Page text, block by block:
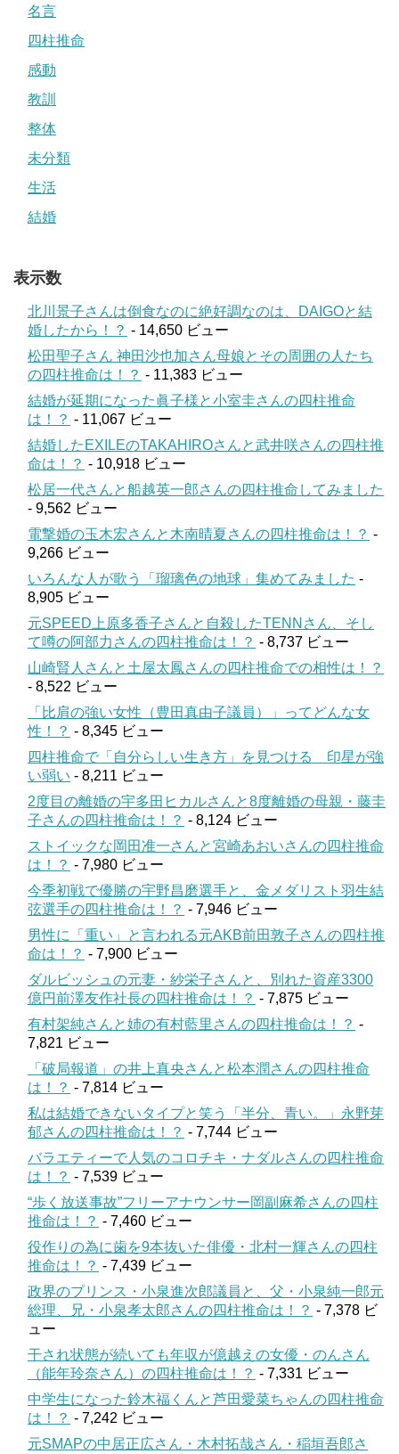
名言
四柱推命
感動
教訓
整体
未分類
生活
結婚
表示数
北川景子さんは倒食なのに絶好調なのは、DAIGOと結
婚したから！？ - 14,650 ビュー
松田聖子さん 神田沙也加さん母娘とその周囲の人たち
の四柱推命は！？ - 11,383 ビュー
結婚が延期になった眞子様と小室圭さんの四柱推命
は！？ - 11,067 ビュー
結婚したEXILEのTAKAHIROさんと武井咲さんの四柱推
命は！？ - 10,918 ビュー
松居一代さんと船越英一郎さんの四柱推命してみました
- 9,562 ビュー
電撃婚の玉木宏さんと木南晴夏さんの四柱推命は！？ -
9,266 ビュー
いろんな人が歌う「瑠璃色の地球」集めてみました -
8,905 ビュー
元SPEED上原多香子さんと自殺したTENNさん、そし
て噂の阿部力さんの四柱推命は！？ - 8,737 ビュー
山崎賢人さんと土屋太鳳さんの四柱推命での相性は！？
- 8,522 ビュー
「比肩の強い女性（豊田真由子議員）」ってどんな女
性！？ - 8,345 ビュー
四柱推命で「自分らしい生き方」を見つける 印星が強
い弱い - 8,211 ビュー
2度目の離婚の宇多田ヒカルさんと8度離婚の母親・藤圭
子さんの四柱推命は！？ - 8,124 ビュー
ストイックな岡田准一さんと宮崎あおいさんの四柱推命
は！？ - 7,980 ビュー
今季初戦で優勝の宇野昌磨選手と、金メダリスト羽生結
弦選手の四柱推命は！？ - 7,946 ビュー
男性に「重い」と言われる元AKB前田敦子さんの四柱推
命は！？ - 7,900 ビュー
ダルビッシュの元妻・紗栄子さんと、別れた資産3300
億円前澤友作社長の四柱推命は！？ - 7,875 ビュー
有村架純さんと姉の有村藍里さんの四柱推命は！？ -
7,821 ビュー
「破局報道」の井上真央さんと松本潤さんの四柱推命
は！？ - 7,814 ビュー
私は結婚できないタイプと笑う「半分、青い。」永野芽
郁さんの四柱推命は！？ - 7,744 ビュー
バラエティーで人気のコロチキ・ナダルさんの四柱推命
は！？ - 7,539 ビュー
“歩く放送事故”フリーアナウンサー岡副麻希さんの四柱
推命は！？ - 7,460 ビュー
役作りの為に歯を9本抜いた俳優・北村一輝さんの四柱
推命は！？ - 7,439 ビュー
政界のプリンス・小泉進次郎議員と、父・小泉純一郎元
総理、兄・小泉孝太郎さんの四柱推命は！？ - 7,378 ビ
ュー
干され状態が続いても年収が億越えの女優・のんさん
（能年玲奈さん）の四柱推命は！？ - 7,331 ビュー
中学生になった鈴木福くんと芦田愛菜ちゃんの四柱推命
は！？ - 7,242 ビュー
元SMAPの中居正広さん・木村拓哉さん・稲垣吾郎さ